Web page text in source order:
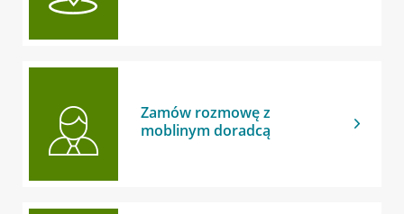
Zamów rozmowę z
moblinym doradcą